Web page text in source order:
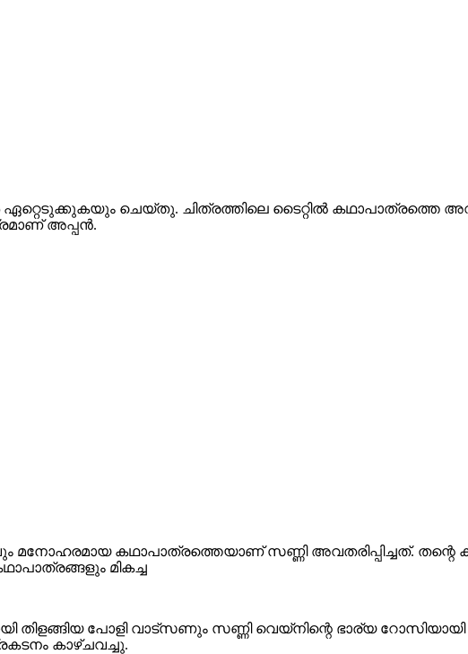
ചെയ്തു. ചിത്രത്തിലെ ടൈറ്റിൽ കഥാപാത്രത്തെ
അപ്പൻ.
കഥാപാത്രത്തെയാണ് സണ്ണി അവതരിപ്പിച്ചത്. തന്റെ
മികച്ച
തിളങ്ങിയ പോളി വാട്‌സണും സണ്ണി വെയ്‌നിന്റെ ഭാര്യ
കാഴ്ചവച്ചു.